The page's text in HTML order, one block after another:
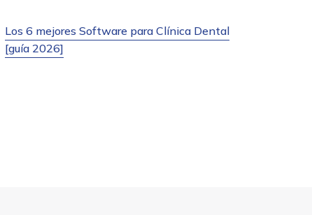
Los 6 mejores Software para Clínica Dental
[guía 2026]